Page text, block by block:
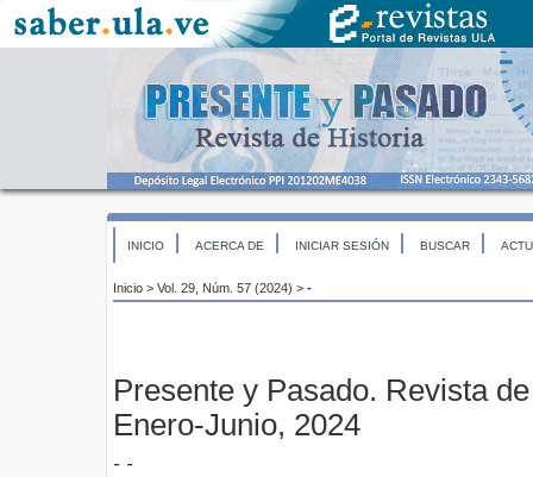
INICIO ACERCA DE INICIAR SESIÓN BUSCAR
Inicio > Vol. 29, Núm. 57 (2024) > -
Presente y Pasado. Revista
Enero-Junio, 2024
- -